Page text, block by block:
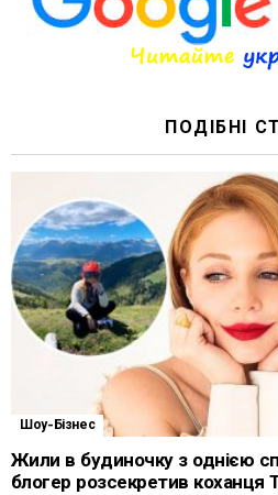
ПОДІБНІ
Шоу-Бізнес
Жили в будиночку з однією
блогер розсекретив коханця